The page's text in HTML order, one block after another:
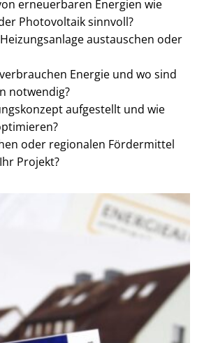
erneuerbaren Energien wie
Photovoltaik sinnvoll?
austauschen oder
Energie und wo sind
notwendig?
aufgestellt und wie
oder regionalen Fördermittel
Projekt?